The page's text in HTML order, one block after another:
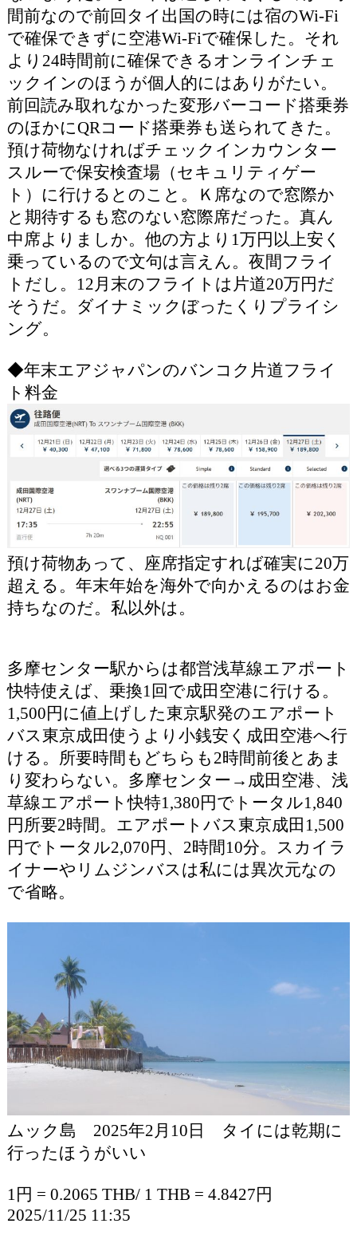
間前なので前回タイ出国の時には宿のWi-Fi
で確保できずに空港Wi-Fiで確保した。それ
より24時間前に確保できるオンラインチェ
ックインのほうが個人的にはありがたい。
前回読み取れなかった変形バーコード搭乗券
のほかにQRコード搭乗券も送られてきた。
預け荷物なければチェックインカウンター
スルーで保安検査場（セキュリティゲー
ト）に行けるとのこと。Ｋ席なので窓際か
と期待するも窓のない窓際席だった。真ん
中席よりましか。他の方より1万円以上安く
乗っているので文句は言えん。夜間フライ
トだし。12月末のフライトは片道20万円だ
そうだ。ダイナミックぼったくりプライシ
ング。
◆年末エアジャパンのバンコク片道フライ
ト料金
預け荷物あって、座席指定すれば確実に20万
超える。年末年始を海外で向かえるのはお金
持ちなのだ。私以外は。
多摩センター駅からは都営浅草線エアポート
快特使えば、乗換1回で成田空港に行ける。
1,500円に値上げした東京駅発のエアポート
バス東京成田使うより小銭安く成田空港へ行
ける。所要時間もどちらも2時間前後とあま
り変わらない。多摩センター→成田空港、浅
草線エアポート快特1,380円でトータル1,840
円所要2時間。エアポートバス東京成田1,500
円でトータル2,070円、2時間10分。スカイラ
イナーやリムジンバスは私には異次元なの
で省略。
ムック島 2025年2月10日 タイには乾期に
行ったほうがいい
1円 = 0.2065 THB/ 1 THB = 4.8427円
2025/11/25 11:35